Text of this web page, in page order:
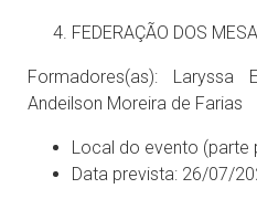
FEDERAÇÃO DOS
Formadores(as): Laryssa
Andeilson Moreira de Farias
Local do evento (parte
Data prevista: 26/07/